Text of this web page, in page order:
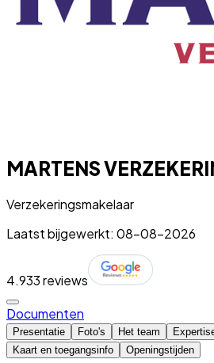
MARTENS
Verzekeringsmakelaar
Laatst bijgewerkt: 08-08-2026
4.933 reviews
Documenten
Presentatie Foto's Het team
Kaart en toegangsinfo
Openingstijden